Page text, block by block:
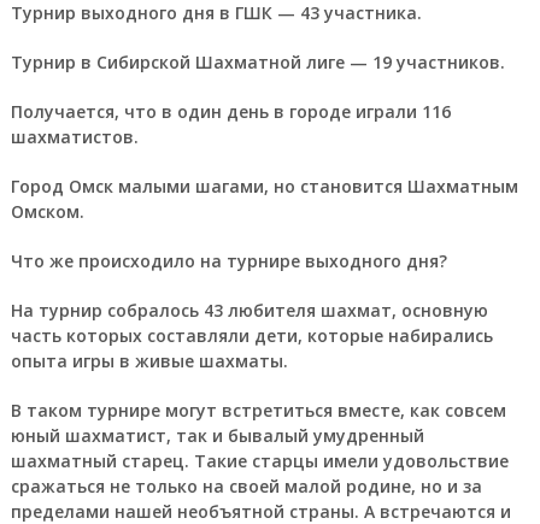
Турнир выходного дня в ГШК — 43 участника.
Турнир в Сибирской Шахматной лиге — 19 участников.
Получается, что в один день в городе играли 116
шахматистов.
Город Омск малыми шагами, но становится Шахматным
Омском.
Что же происходило на турнире выходного дня?
На турнир собралось 43 любителя шахмат, основную
часть которых составляли дети, которые набирались
опыта игры в живые шахматы.
В таком турнире могут встретиться вместе, как совсем
юный шахматист, так и бывалый умудренный
шахматный старец. Такие старцы имели удовольствие
сражаться не только на своей малой родине, но и за
пределами нашей необъятной страны. А встречаются и